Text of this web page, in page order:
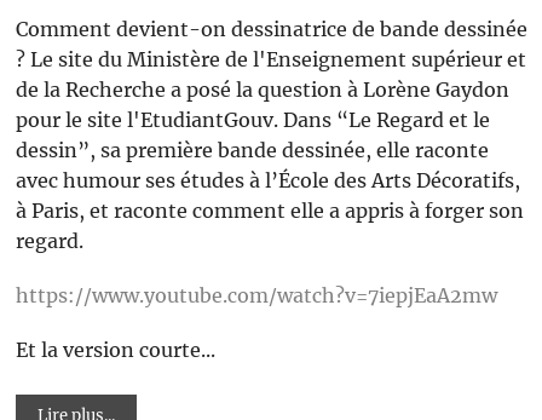
Comment devient-on dessinatrice de bande dessinée
? Le site du Ministère de l'Enseignement supérieur et
de la Recherche a posé la question à Lorène Gaydon
pour le site l'EtudiantGouv. Dans “Le Regard et le
dessin”, sa première bande dessinée, elle raconte
avec humour ses études à l’École des Arts Décoratifs,
à Paris, et raconte comment elle a appris à forger son
regard.
https://www.youtube.com/watch?v=7iepjEaA2mw
Et la version courte...